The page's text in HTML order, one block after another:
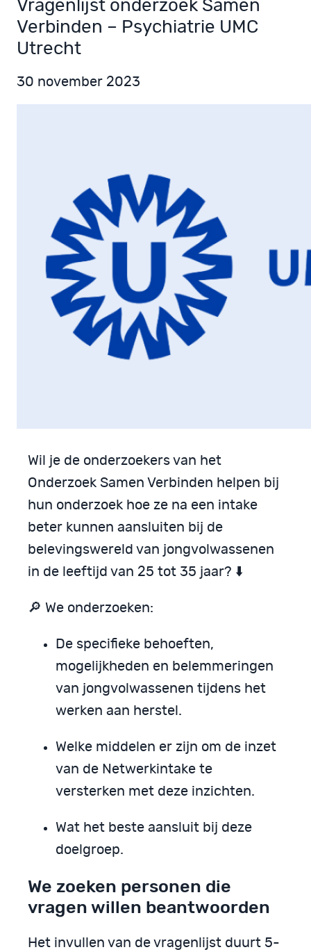
Vragenlijst onderzoek Samen
Verbinden – Psychiatrie UMC
Utrecht
30 november 2023
Wil je de onderzoekers van het
Onderzoek Samen Verbinden helpen bij
hun onderzoek hoe ze na een intake
beter kunnen aansluiten bij de
belevingswereld van jongvolwassenen
in de leeftijd van 25 tot 35 jaar? ⬇️
🔎 We onderzoeken:
De specifieke behoeften,
mogelijkheden en belemmeringen
van jongvolwassenen tijdens het
werken aan herstel.
Welke middelen er zijn om de inzet
van de Netwerkintake te
versterken met deze inzichten.
Wat het beste aansluit bij deze
doelgroep.
We zoeken personen die
vragen willen beantwoorden
Het invullen van de vragenlijst duurt 5-